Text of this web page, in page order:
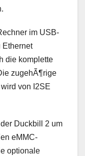
im USB-
Ethernet
die komplette
zugehÃ¶rige
von I2SE
Duckbill 2 um
eMMC-
optionale